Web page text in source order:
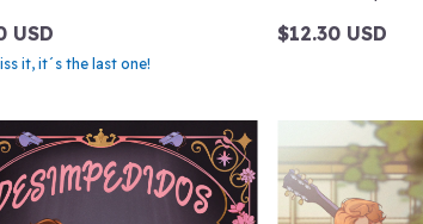
USD
it, it´s the last one!
$12.30 USD